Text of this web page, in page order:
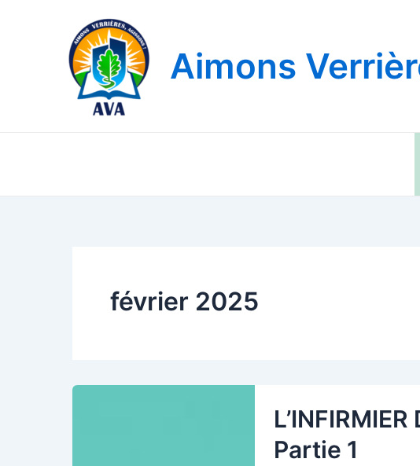
Aimons
février 2025
Partie 1